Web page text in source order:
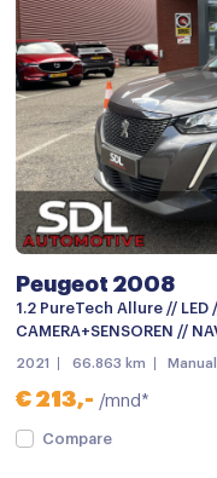
Achteruitrijcamera
Android auto
Apple carplay
Bluetooth
Multimedia-
Multimedia
Navigatie
Navigatiesysteem
Navigatiesysteem
Navigatie
Radio
Peugeot 2008
1.2 PureTech Allure // LED
CAMERA+SENSOREN //
2021 66.863 km
€ 213,- /mnd*
Compare